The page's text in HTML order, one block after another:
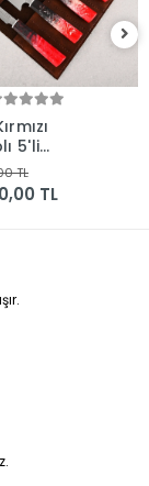
Mavi Epoksi
Profesyonel
Seti Set 1
Çantalı) -
El Yapımı
TL
TL